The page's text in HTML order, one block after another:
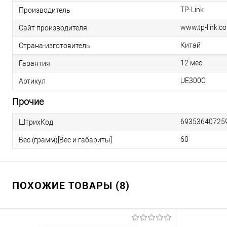
Производитель TP-Link
Сайт производителя www.tp-
Страна-изготовитель Китай
Гарантия 12 мес.
Артикул UE300C
Прочие
ШтрихКод
Вес (грамм)[Вес и габариты] 60
ПОХОЖИЕ ТОВАРЫ (8)